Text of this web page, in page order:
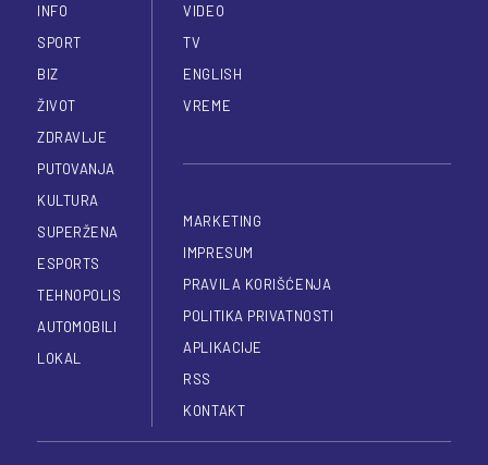
INFO
SPORT
BIZ
ŽIVOT
ZDRAVLJE
PUTOVANJA
KULTURA
SUPERŽENA
ESPORTS
TEHNOPOLIS
AUTOMOBILI
LOKAL
VIDEO
TV
ENGLISH
VREME
MARKETING
IMPRESUM
PRAVILA KORIŠĆENJA
POLITIKA PRIVATNOSTI
APLIKACIJE
RSS
KONTAKT